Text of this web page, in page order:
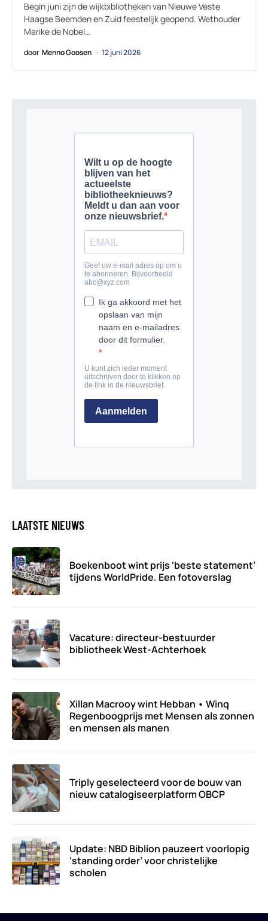
Begin juni zijn de wijkbibliotheken van Nieuwe Veste
Haagse Beemden en Zuid feestelijk geopend. Wethouder
Marike de Nobel…
door Menno Goosen 12 juni 2026
LAATSTE NIEUWS
Boekenboot wint prijs ‘beste statement’
tijdens WorldPride. Een fotoverslag
Vacature: directeur-bestuurder
bibliotheek West-Achterhoek
Xillan Macrooy wint Hebban • Winq
Regenboogprijs met Mensen als zonnen
en mensen als manen
Triply geselecteerd voor de bouw van
nieuw catalogiseerplatform OBCP
Update: NBD Biblion pauzeert voorlopig
‘standing order’ voor christelijke
scholen